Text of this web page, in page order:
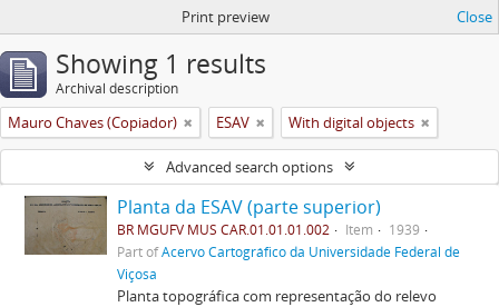
Print preview Close
Showing 1 results
Archival description
Mauro Chaves (Copiador) ESAV With digital objects
Advanced search options
Planta da ESAV (parte superior)
BR MGUFV MUS CAR.01.01.01.002 Item
1939
Part ofAcervo Cartográfico da Universidade Federal de
Viçosa
Planta topográfica com representação do relevo